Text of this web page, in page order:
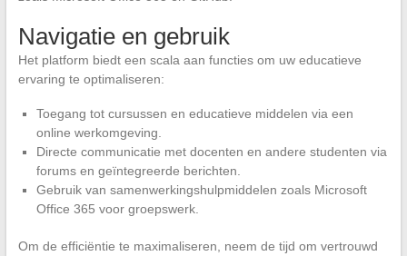
Navigatie en gebruik
Het platform biedt een scala aan functies om uw educatieve
ervaring te optimaliseren:
Toegang tot cursussen en educatieve middelen via een
online werkomgeving.
Directe communicatie met docenten en andere studenten via
forums en geïntegreerde berichten.
Gebruik van samenwerkingshulpmiddelen zoals Microsoft
Office 365 voor groepswerk.
Om de efficiëntie te maximaliseren, neem de tijd om vertrouwd